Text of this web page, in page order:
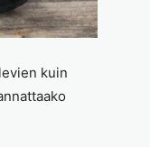
kuin